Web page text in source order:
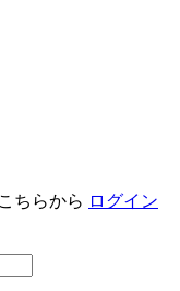
ちらから ログイン